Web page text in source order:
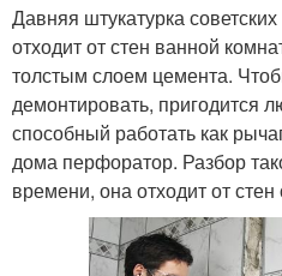
Давняя штукатурка
отходит от стен ванной
толстым слоем цемента.
демонтировать, пригодится
способный работать как
дома перфоратор. Разбор
времени, она отходит от стен